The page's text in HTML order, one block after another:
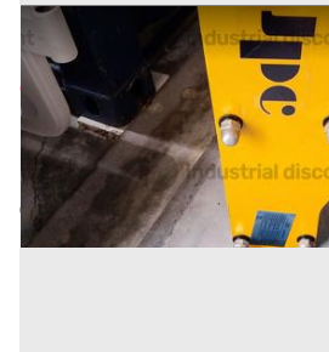
16#9716 Martellone idraulico
Inserito il: 26/05/2026
Miranda
(Isernia)
Annuncio scaduto
Prezzo
630 €
Codice annuncio: 881761466